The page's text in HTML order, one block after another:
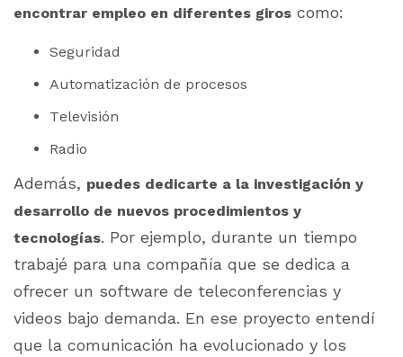
encontrar empleo en diferentes giros como:
Seguridad
Automatización de procesos
Televisión
Radio
Además, puedes dedicarte a la investigación y
desarrollo de nuevos procedimientos y
tecnologías. Por ejemplo, durante un tiempo
trabajé para una compañía que se dedica a
ofrecer un software de teleconferencias y
videos bajo demanda. En ese proyecto entendí
que la comunicación ha evolucionado y los